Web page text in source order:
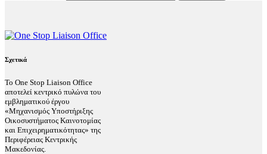
Σχετικά
Το One Stop Liaison Office
αποτελεί κεντρικό πυλώνα του
εμβληματικού έργου
«Μηχανισμός Υποστήριξης
Οικοσυστήματος Καινοτομίας
και Επιχειρηματικότητας» της
Περιφέρειας Κεντρικής
Μακεδονίας.